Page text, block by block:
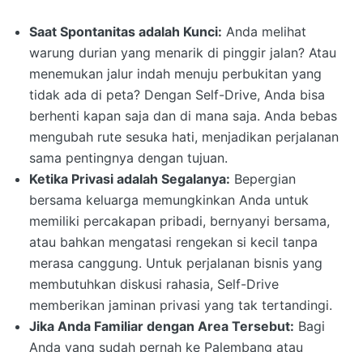
Saat Spontanitas adalah Kunci: Anda melihat
warung durian yang menarik di pinggir jalan? Atau
menemukan jalur indah menuju perbukitan yang
tidak ada di peta? Dengan Self-Drive, Anda bisa
berhenti kapan saja dan di mana saja. Anda bebas
mengubah rute sesuka hati, menjadikan perjalanan
sama pentingnya dengan tujuan.
Ketika Privasi adalah Segalanya: Bepergian
bersama keluarga memungkinkan Anda untuk
memiliki percakapan pribadi, bernyanyi bersama,
atau bahkan mengatasi rengekan si kecil tanpa
merasa canggung. Untuk perjalanan bisnis yang
membutuhkan diskusi rahasia, Self-Drive
memberikan jaminan privasi yang tak tertandingi.
Jika Anda Familiar dengan Area Tersebut: Bagi
Anda yang sudah pernah ke Palembang atau